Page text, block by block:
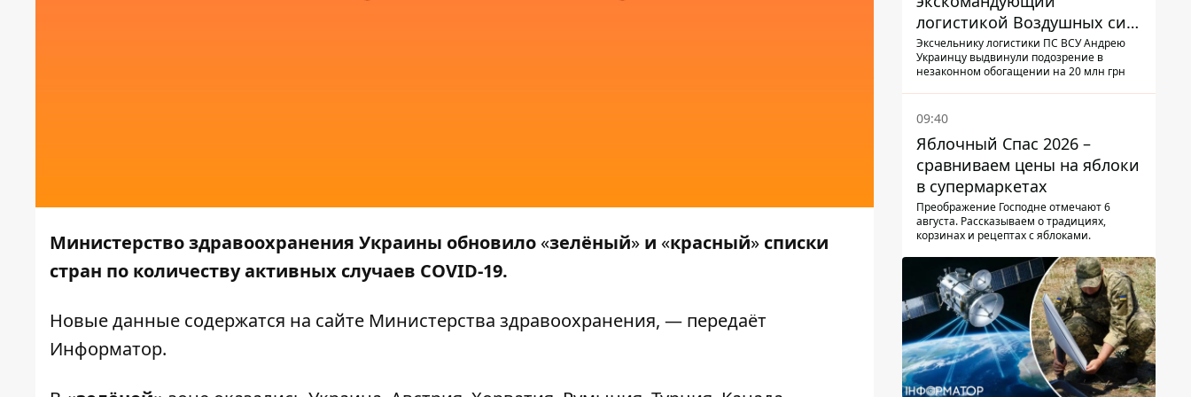
Министерство здравоохранения Украины обновило«зелёный» и «красный» списки
стран по количеству активных случаев COVID-19.
Новыеданные содержатся на сайте Министерства здравоохранения, — передаёт
Информатор.
логистикой Воздушных сил
ВСУ получил новое
подозрение
Эксчельнику логистики ПС ВСУ Андрею
Украинцу выдвинули подозрение в
незаконном обогащении на 20 млн грн
09:40
Яблочный Спас 2026 –
сравниваем цены на яблоки
в супермаркетах
Преображение Господне отмечают 6
августа. Рассказываем о традициях,
корзинах и рецептах с яблоками.